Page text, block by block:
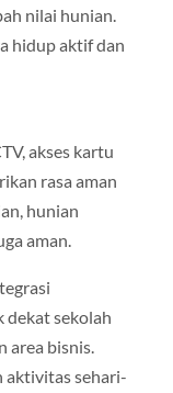
nilai hunian.
hidup aktif dan
akses kartu
rasa aman
hunian
aman.
dekat sekolah
area bisnis.
aktivitas sehari-